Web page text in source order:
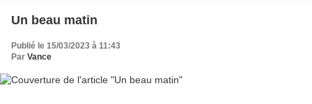
Un beau matin
Publié le 15/03/2023 à 11:43
Par Vance